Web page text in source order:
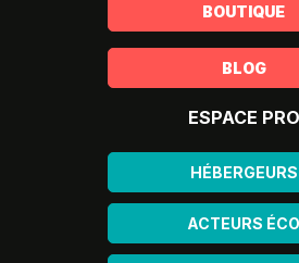
BOUTIQUE
BLOG
ESPACE PRO
HÉBERGEURS
ACTEURS ÉCO